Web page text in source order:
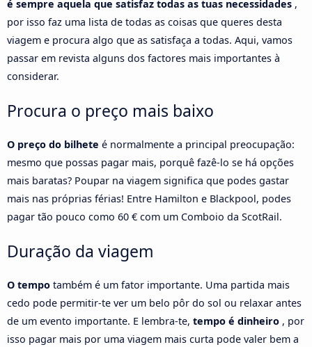
é sempre aquela que satisfaz todas as tuas necessidades ,
por isso faz uma lista de todas as coisas que queres desta
viagem e procura algo que as satisfaça a todas. Aqui, vamos
passar em revista alguns dos factores mais importantes à
considerar.
Procura o preço mais baixo
O preço do bilhete é normalmente a principal preocupação:
mesmo que possas pagar mais, porquê fazê-lo se há opções
mais baratas? Poupar na viagem significa que podes gastar
mais nas próprias férias! Entre Hamilton e Blackpool, podes
pagar tão pouco como 60 € com um Comboio da ScotRail.
Duração da viagem
O tempo também é um fator importante. Uma partida mais
cedo pode permitir-te ver um belo pôr do sol ou relaxar antes
de um evento importante. E lembra-te, tempo é dinheiro , por
isso pagar mais por uma viagem mais curta pode valer bem a